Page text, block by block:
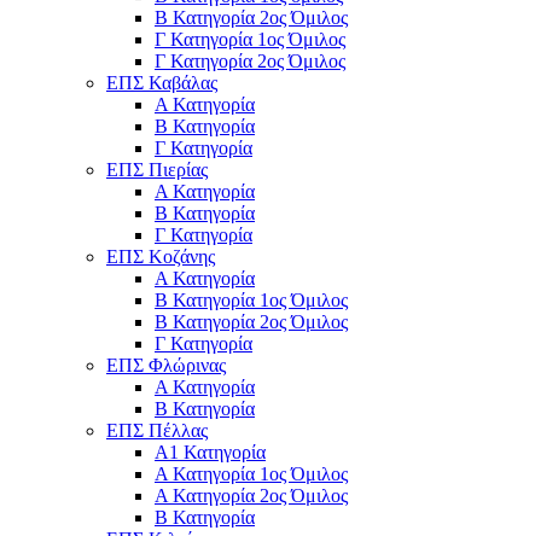
Β Κατηγορία 2ος Όμιλος
Γ Κατηγορία 1ος Όμιλος
Γ Κατηγορία 2ος Όμιλος
ΕΠΣ Καβάλας
Α Κατηγορία
Β Κατηγορία
Γ Κατηγορία
ΕΠΣ Πιερίας
Α Κατηγορία
Β Κατηγορία
Γ Κατηγορία
ΕΠΣ Κοζάνης
Α Κατηγορία
Β Κατηγορία 1ος Όμιλος
Β Κατηγορία 2ος Όμιλος
Γ Κατηγορία
ΕΠΣ Φλώρινας
Α Κατηγορία
Β Κατηγορία
ΕΠΣ Πέλλας
Α1 Κατηγορία
Α Κατηγορία 1ος Όμιλος
Α Κατηγορία 2ος Όμιλος
Β Κατηγορία